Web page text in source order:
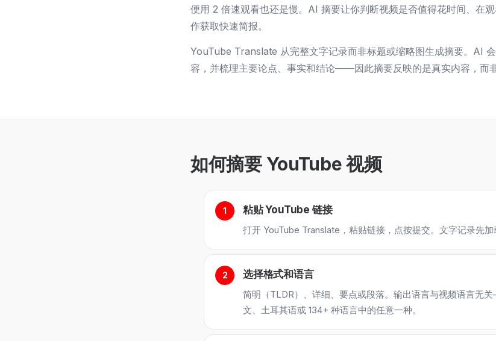
便用 2 倍速观看也还是慢。AI 摘要让你判断视频是否值得花时间、在
作获取快速简报。
YouTube Translate 从完整文字记录而非标题或缩略图生成摘要。AI
容，并梳理主要论点、事实和结论——因此摘要反映的是真实内容，而非
如何摘要 YouTube 视频
粘贴 YouTube 链接
打开 YouTube Translate，粘贴链接，点按提交。文字记录先加
选择格式和语言
简明（TLDR）、详细、要点或段落。输出语言与视频语言无
文、土耳其语或 134+ 种语言中的任意一种。